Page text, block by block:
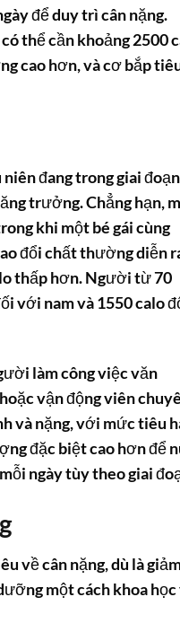
để duy trì cân nặng.
thể cần khoảng 2500
cao hơn, và cơ bắp
đang trong giai đoạn
trưởng. Chẳng hạn,
khi một bé gái cùng
đổi chất thường diễn
thấp hơn. Người từ 70
với nam và 1550 calo
làm công việc văn
vận động viên
và nặng, với mức tiêu
đặc biệt cao hơn để
ngày tùy theo giai
về cân nặng, dù là
một cách khoa học